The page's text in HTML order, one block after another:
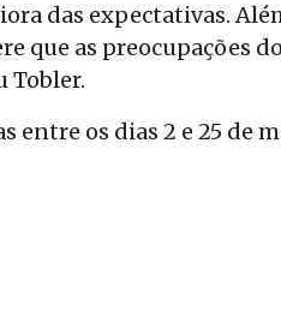
das expectativas.
que as preocupações
Tobler.
entre os dias 2 e 25 de